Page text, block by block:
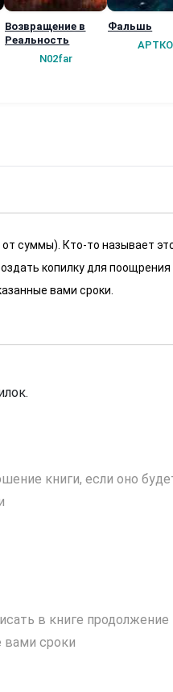
Возвращение в
Реальность
N02far
Фальшь
суммы). Кто-то называет
копилку для поощрения
вами сроки.
книги, если оно
в книге продолжение
вами сроки